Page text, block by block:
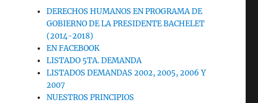
DERECHOS HUMANOS EN PROGRAMA DE
GOBIERNO DE LA PRESIDENTE BACHELET
(2014-2018)
EN FACEBOOK
LISTADO 5TA. DEMANDA
LISTADOS DEMANDAS 2002, 2005, 2006 Y
2007
NUESTROS PRINCIPIOS